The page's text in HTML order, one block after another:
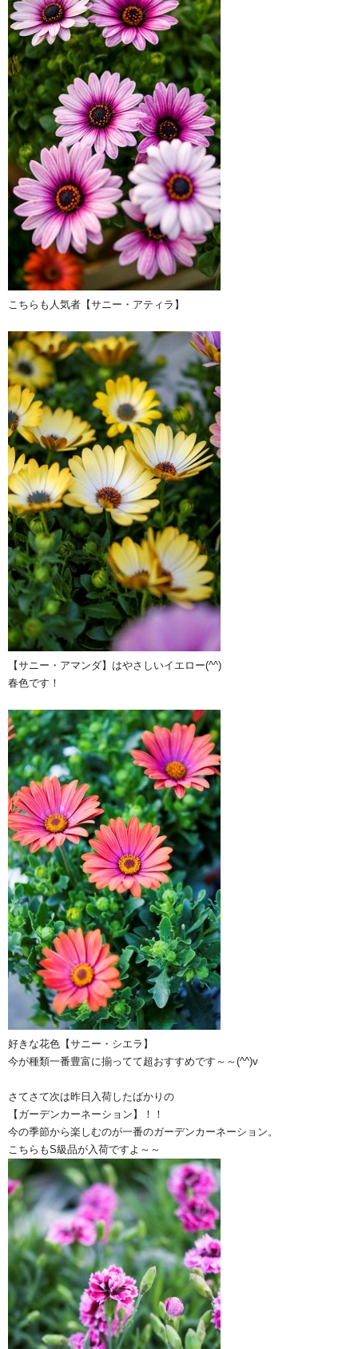
こちらも人気者【サニー・アティラ】
【サニー・アマンダ】はやさしいイエロー(^^)
春色です！
好きな花色【サニー・シエラ】
今が種類一番豊富に揃ってて超おすすめです～～(^^)v
さてさて次は昨日入荷したばかりの
【ガーデンカーネーション】！！
今の季節から楽しむのが一番のガーデンカーネーション。
こちらもS級品が入荷ですよ～～